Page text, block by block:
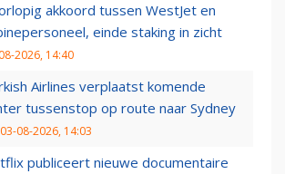
akkoord tussen WestJet en
einde staking in zicht
2026, 14:40
Airlines verplaatst komende
tussenstop op route naar Sydney
03-08-2026, 14:03
publiceert nieuwe documentaire